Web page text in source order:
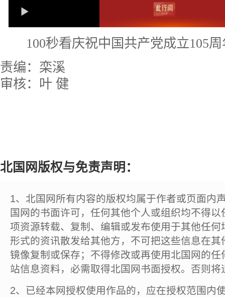
100秒看庆祝中国共产党成立105
责编：栾溪
审核：叶 健
北国网版权与免责声明：
1、北国网所有内容的版权均属于作者或页面内
国网的书面许可，任何其他个人或组织均不得
项资源转载、复制、编辑或发布使用于其他任
形式的资讯散发给其他方，不可把这些信息在
镜像复制或保存；不得修改或再使用北国网的
站信息资料，必需取得北国网书面授权。否则将
2、已经本网授权使用作品的，应在授权范围内